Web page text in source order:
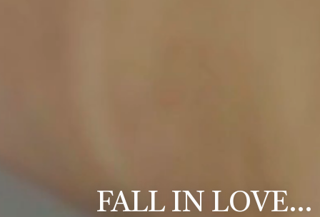
FALL IN LOVE…